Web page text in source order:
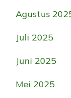
Agustus
Juli 2025
Juni 2025
Mei 2025